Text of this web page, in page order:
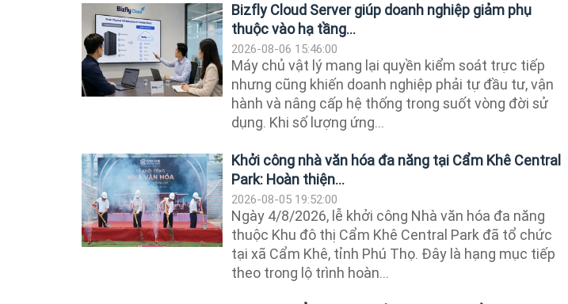
Bizfly Cloud Server giúp doanh nghiệp giảm phụ
thuộc vào hạ tầng...
2026-08-06 15:46:00
Máy chủ vật lý mang lại quyền kiểm soát trực tiếp
nhưng cũng khiến doanh nghiệp phải tự đầu tư, vận
hành và nâng cấp hệ thống trong suốt vòng đời sử
dụng. Khi số lượng ứng...
Khởi công nhà văn hóa đa năng tại Cẩm Khê Central
Park: Hoàn thiện...
2026-08-05 19:52:00
Ngày 4/8/2026, lễ khởi công Nhà văn hóa đa năng
thuộc Khu đô thị Cẩm Khê Central Park đã tổ chức
tại xã Cẩm Khê, tỉnh Phú Thọ. Đây là hạng mục tiếp
theo trong lộ trình hoàn...